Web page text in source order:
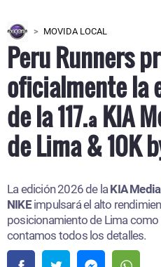
MOVIDA LOCAL
Peru Runners
oficialmente la
de la 117.ª KIA
de Lima & 10K
La edición 2026 de la KIA
NIKEimpulsará el alto
posicionamiento de Lima como
contamos todos los detalles.